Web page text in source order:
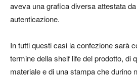
aveva una grafica diversa attestata
autenticazione.
In tutti questi casi la confezione sarà
termine dellashelf lifedel prodotto, di
materiale e di una stampa che durino